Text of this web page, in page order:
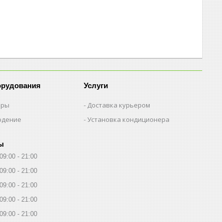
Услуги
Доставка курьером
Установка кондиционера
09:00
21:00
09:00
21:00
09:00
21:00
09:00
21:00
09:00
21:00